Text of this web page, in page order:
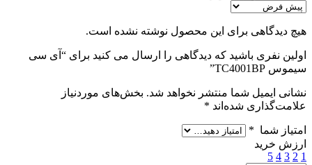
هیچ دیدگاهی برای این محصول نوشته نشده است.
اولین نفری باشید که دیدگاهی را ارسال می کنید برای “آی سی
سیموس TC4001BP”
نشانی ایمیل شما منتشر نخواهد شد. بخش‌های موردنیاز
علامت‌گذاری شده‌اند *
امتیاز شما *
ارزش خرید
1
2
3
4
5